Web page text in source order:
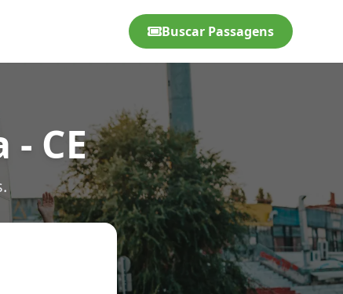
Buscar Passagens
CE